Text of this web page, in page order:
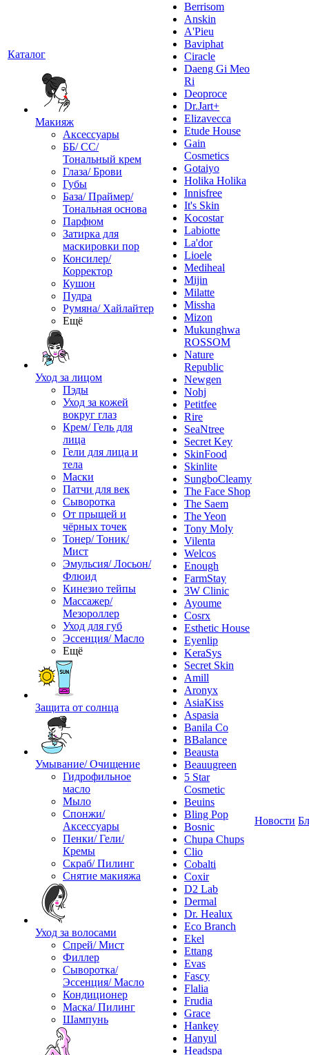
Каталог
Макияж
Аксессуары
ББ/ СС/
Тональный крем
Глаза/ Брови
Губы
База/ Праймер/
Тональная основа
Парфюм
Затирка для
маскировки пор
Консилер/
Корректор
Кушон
Пудра
Румяна/ Хайлайтер
Ещё
Уход за лицом
Пэды
Уход за кожей
вокруг глаз
Крем/ Гель для
лица
Гели для лица и
тела
Маски
Патчи для век
Сыворотка
От прыщей и
чёрных точек
Тонер/ Тоник/
Мист
Эмульсия/ Лосьон/
Флюид
Кинезио тейпы
Массажер/
Мезороллер
Уход для губ
Эссенция/ Масло
Ещё
Защита от солнца
Умывание/ Очищение
Гидрофильное
масло
Мыло
Спонжи/
Аксессуары
Пенки/ Гели/
Кремы
Скраб/ Пилинг
Снятие макияжа
Уход за волосами
Спрей/ Мист
Филлер
Сыворотка/
Эссенция/ Масло
Кондиционер
Маска/ Пилинг
Шампунь
Berrisom
Anskin
A'Pieu
Baviphat
Ciracle
Daeng Gi Meo
Ri
Deoproce
Dr.Jart+
Elizavecca
Etude House
Gain
Cosmetics
Gotaiyo
Holika Holika
Innisfree
It's Skin
Kocostar
Labiotte
La'dor
Lioele
Mediheal
Mijin
Milatte
Missha
Mizon
Mukunghwa
ROSSOM
Nature
Republic
Newgen
Nohj
Petitfee
Rire
SeaNtree
Secret Key
SkinFood
Skinlite
SungboCleamy
The Face Shop
The Saem
The Yeon
Tony Moly
Vilenta
Welcos
Enough
FarmStay
3W Clinic
Ayoume
Cosrx
Esthetic House
Eyenlip
KeraSys
Secret Skin
Amill
Aronyx
AsiaKiss
Aspasia
Banila Co
BBalance
Beausta
Beauugreen
5 Star
Cosmetic
Beuins
Bling Pop
Bosnic
Chupa Chups
Clio
Cobalti
Coxir
D2 Lab
Dermal
Dr. Healux
Eco Branch
Ekel
Ettang
Evas
Fascy
Flalia
Frudia
Grace
Hankey
Hanyul
Headspa
Новости